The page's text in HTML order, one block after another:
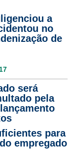
a
no
de
será
pela
para
empregado